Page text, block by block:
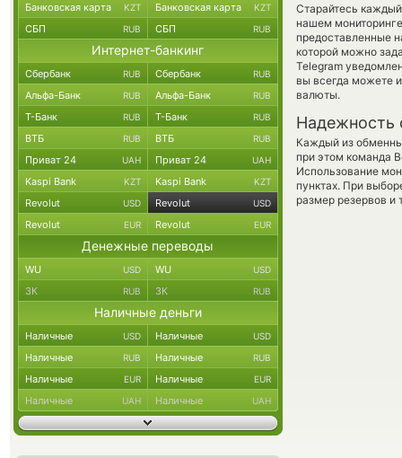
Старайтесь
нашем
предоставленные
которой можно
Telegram
вы всегда можете
валюты.
Надежность
Каждый из
при этом команда
Использование
пунктах. При
размер резервов и
Банковская карта KZT Банковская карта KZT
СБП RUB СБП RUB
Интернет-банкинг
Сбербанк RUB Сбербанк RUB
Альфа-Банк RUB Альфа-Банк RUB
Т-Банк RUB Т-Банк RUB
ВТБ RUB ВТБ RUB
Приват 24 UAH Приват 24 UAH
Kaspi Bank KZT Kaspi Bank KZT
Revolut USD Revolut USD
Revolut EUR Revolut EUR
Денежные переводы
WU USD WU USD
ЗК RUB ЗК RUB
Наличные деньги
Наличные USD Наличные USD
Наличные RUB Наличные RUB
Наличные EUR Наличные EUR
Наличные UAH Наличные UAH